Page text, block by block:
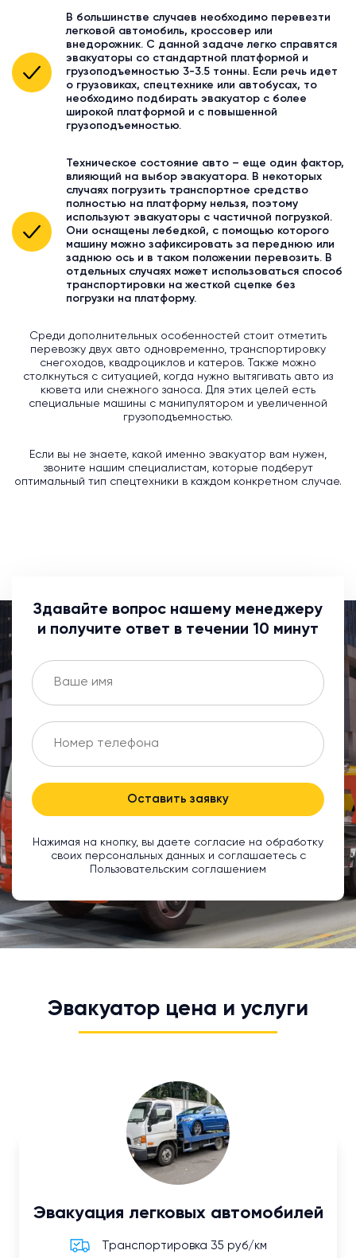
В большинстве случаев необходимо перевезти
легковой автомобиль, кроссовер или
внедорожник. С данной задаче легко справятся
эвакуаторы со стандартной платформой и
грузоподъемностью 3-3.5 тонны. Если речь идет
о грузовиках, спецтехнике или автобусах, то
необходимо подбирать эвакуатор с более
широкой платформой и с повышенной
грузоподъемностью.
Техническое состояние авто – еще один фактор,
влияющий на выбор эвакуатора. В некоторых
случаях погрузить транспортное средство
полностью на платформу нельзя, поэтому
используют эвакуаторы с частичной погрузкой.
Они оснащены лебедкой, с помощью которого
машину можно зафиксировать за переднюю или
заднюю ось и в таком положении перевозить. В
отдельных случаях может использоваться способ
транспортировки на жесткой сцепке без
погрузки на платформу.
Среди дополнительных особенностей стоит отметить
перевозку двух авто одновременно, транспортировку
снегоходов, квадроциклов и катеров. Также можно
столкнуться с ситуацией, когда нужно вытягивать авто из
кювета или снежного заноса. Для этих целей есть
специальные машины с манипулятором и увеличенной
грузоподъемностью.
Если вы не знаете, какой именно эвакуатор вам нужен,
звоните нашим специалистам, которые подберут
оптимальный тип спецтехники в каждом конкретном случае.
Здавайте вопрос нашему менеджеру
и получите ответ в течении 10 минут
Оставить заявку
Нажимая на кнопку, вы даете согласие на обработку
своих персональных данных и соглашаетесь с
Пользовательским соглашением
Эвакуатор цена и услуги
Эвакуация легковых автомобилей
Транспортировка 35 руб/км